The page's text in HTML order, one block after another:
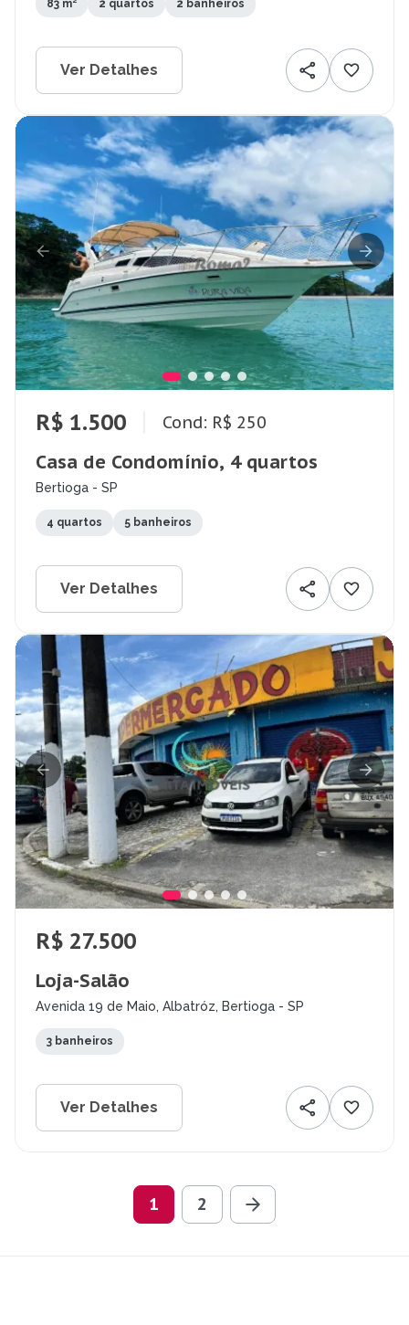
83 m² 2 quartos 2 banheiros
Ver Detalhes
R$ 1.500 Cond: R$ 250
Casa de Condomínio, 4 quartos
Bertioga - SP
4 quartos 5 banheiros
Ver Detalhes
R$ 27.500
Loja-Salão
Avenida 19 de Maio, Albatróz, Bertioga - SP
3 banheiros
Ver Detalhes
1 2